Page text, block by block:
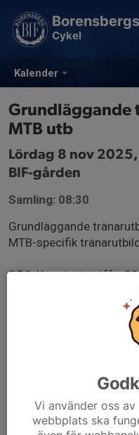
Kalender
Cykel
Grundläggande
MTB utb
Lördag 8 nov
BIF-gården
Samling: 08:30
Grundläggande
MTB-specifik
OBS. Uppstartsträff
Anmäl genom att svara
Vi använder oss
webbplats ska